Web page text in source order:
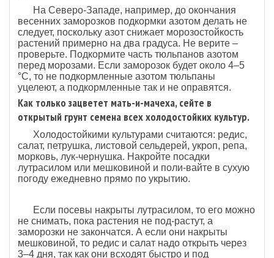
На Северо-Западе, например, до окончания
весенних заморозков подкормки азотом делать не
следует, поскольку азот снижает морозостойкость
растений примерно на два градуса. Не верите –
проверьте. Подкормите часть тюльпанов азотом
перед морозами. Если заморозок будет около 4–5
°С, то не подкормленные азотом тюльпаны
уцелеют, а подкормленные так и не оправятся.
Как только зацветет мать-и-мачеха, сейте в
открытый грунт семена всех холодостойких культур.
Холодостойкими культурами считаются: редис,
салат, петрушка, листовой сельдерей, укроп, репа,
морковь, лук-чернушка. Накройте посадки
лутрасилом или мешковиной и поли-вайте в сухую
погоду ежедневно прямо по укрытию.
Если посевы накрыты лутрасилом, то его можно
не снимать, пока растения не под-растут, а
заморозки не закончатся. А если они накрыты
мешковиной, то редис и салат надо открыть через
3–4 дня, так как они всходят быстро и под